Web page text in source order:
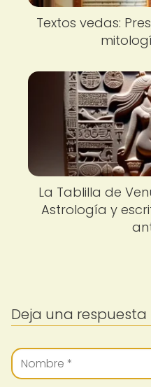
Textos vedas:
La Tablilla de
Astrología y
Deja una respuesta